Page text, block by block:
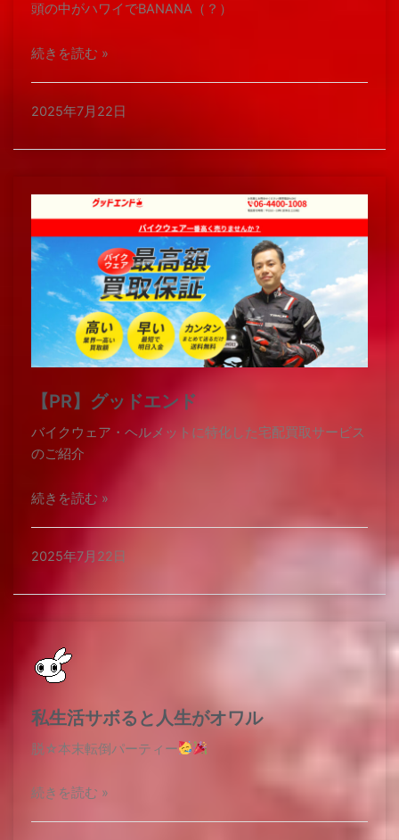
頭の中がハワイでBANANA（？）
続きを読む »
2025年7月22日
【PR】グッドエンド
バイクウェア・ヘルメットに特化した宅配買取サービス
のご紹介
続きを読む »
2025年7月22日
私生活サボると人生がオワル
脱☆本末転倒パーティー
続きを読む »